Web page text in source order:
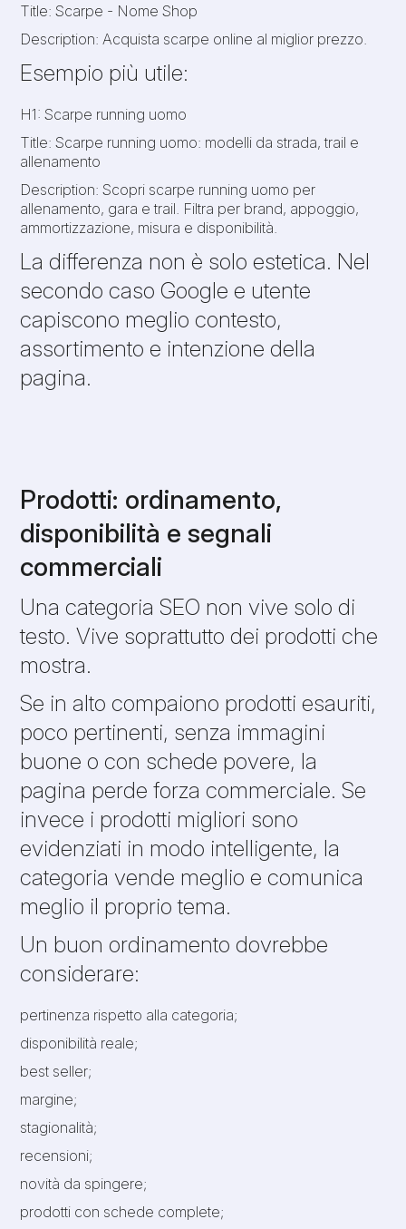
Title: Scarpe - Nome Shop
Description: Acquista scarpe online al miglior prezzo.
Esempio più utile:
H1: Scarpe running uomo
Title: Scarpe running uomo: modelli da strada, trail e
allenamento
Description: Scopri scarpe running uomo per
allenamento, gara e trail. Filtra per brand, appoggio,
ammortizzazione, misura e disponibilità.
La differenza non è solo estetica. Nel
secondo caso Google e utente
capiscono meglio contesto,
assortimento e intenzione della
pagina.
Prodotti: ordinamento,
disponibilità e segnali
commerciali
Una categoria SEO non vive solo di
testo. Vive soprattutto dei prodotti che
mostra.
Se in alto compaiono prodotti esauriti,
poco pertinenti, senza immagini
buone o con schede povere, la
pagina perde forza commerciale. Se
invece i prodotti migliori sono
evidenziati in modo intelligente, la
categoria vende meglio e comunica
meglio il proprio tema.
Un buon ordinamento dovrebbe
considerare:
pertinenza rispetto alla categoria;
disponibilità reale;
best seller;
margine;
stagionalità;
recensioni;
novità da spingere;
prodotti con schede complete;